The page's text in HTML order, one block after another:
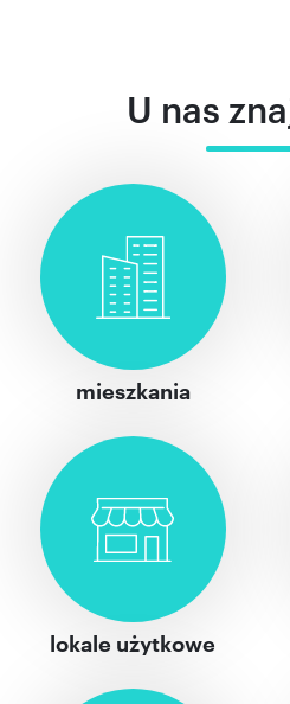
U nas
mieszkania
lokale użytkowe